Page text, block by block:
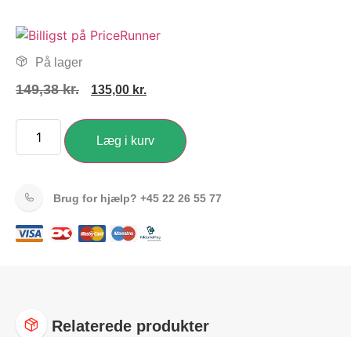
På lager
149,38kr. 135,00 kr.
Læg i kurv
Brug for hjælp? +45 22 26 55 77
Relaterede produkter